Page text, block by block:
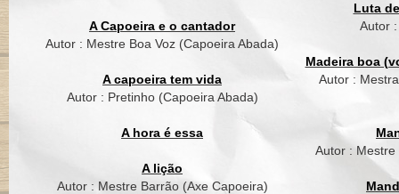
A Capoeira e o cantador
Autor : Mestre Boa Voz (Capoeira Abada)
A capoeira tem vida
Autor : Pretinho (Capoeira Abada)
A hora é essa
A lição
Autor : Mestre Barrão (Axe Capoeira)
Luta
Autor
Madeira boa
Autor :
Autor :
Dende de mare
Oh Dende, dende
Oh Dende, dende
Põe tempero na
Dendê não pode
Dende de mare